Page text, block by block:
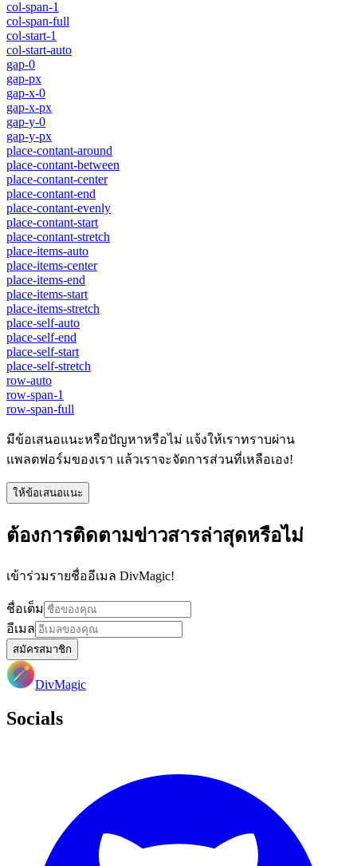
col-span-1
col-span-full
col-start-1
col-start-auto
gap-0
gap-px
gap-x-0
gap-x-px
gap-y-0
gap-y-px
place-contant-around
place-contant-between
place-contant-center
place-contant-end
place-contant-evenly
place-contant-start
place-contant-stretch
place-items-auto
place-items-center
place-items-end
place-items-start
place-items-stretch
place-self-auto
place-self-end
place-self-start
place-self-stretch
row-auto
row-span-1
row-span-full
มีข้อเสนอแนะหรือปัญหาหรือไม่ แจ้งให้เราทราบผ่าน
แพลตฟอร์มของเรา แล้วเราจะจัดการส่วนที่เหลือเอง!
ให้ข้อเสนอแนะ
ต้องการติดตามข่าวสารล่าสุดหรือไม่
เข้าร่วมรายชื่ออีเมล DivMagic!
ชื่อเต็ม
อีเมล
สมัครสมาชิก
DivMagic
Socials